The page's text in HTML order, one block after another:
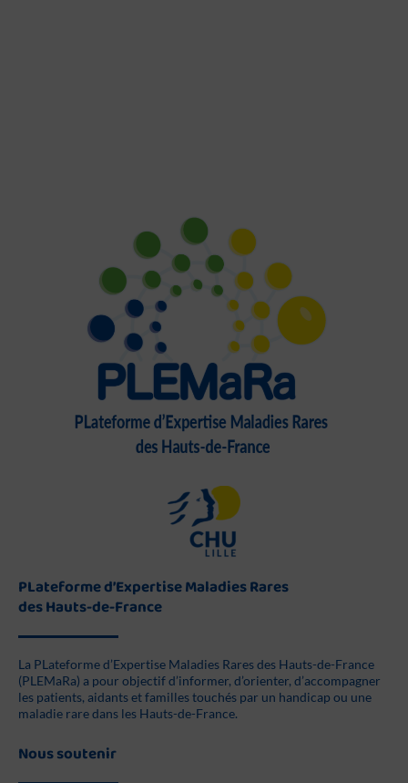
PLateforme d’Expertise Maladies Rares
des Hauts-de-France
La PLateforme d’Expertise Maladies Rares des Hauts-de-France
(PLEMaRa) a pour objectif d’informer, d’orienter, d’accompagner
les patients, aidants et familles touchés par un handicap ou une
maladie rare dans les Hauts-de-France.
Nous soutenir